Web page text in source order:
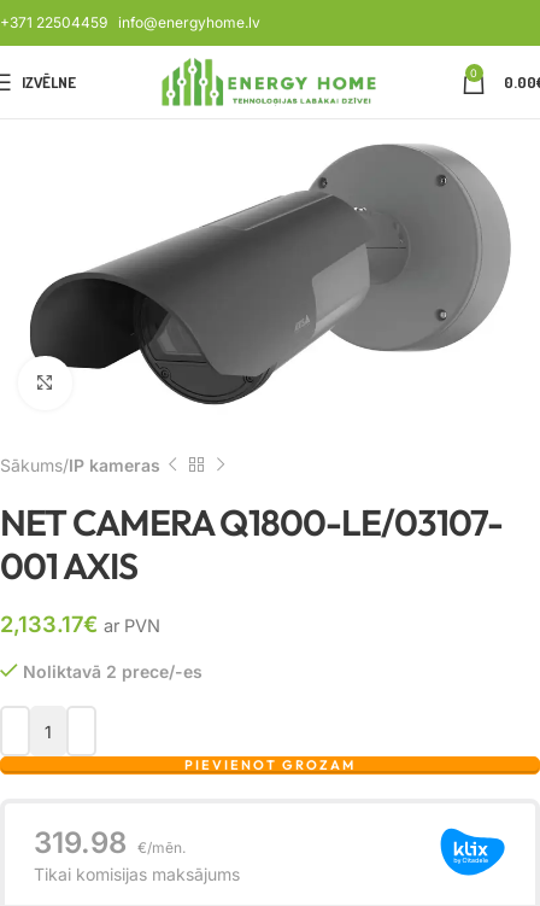
+371 22504459 info@energyhome.lv
IZVĒLNE 0 0.00
Noklikšķiniet, lai palielinātu
Sākums IP kameras
NET CAMERA Q1800-LE/03107-
001 AXIS
2,133.17€ ar PVN
Noliktavā 2 prece/-es
PIEVIENOT GROZAM